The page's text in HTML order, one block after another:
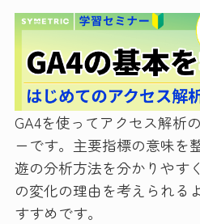
GA4を使ってアクセス解析
ーです。主要指標の意味を
遊の分析方法を分かりやす
の変化の理由を考えられる
すすめです。